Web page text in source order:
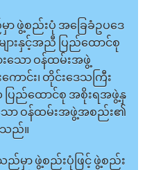
ဖွဲ့စည်းပုံ အခြေခံဥပဒေ
များနှင့်အညီ ပြည်ထောင်စု
ော ဝန်ထမ်းအဖွဲ့
င်း၊ တိုင်းဒေသကြီး
ြည်ထောင်စု အစိုးရအဖွဲ့နှ
ာ ဝန်ထမ်းအဖွဲ့အစည်း၏
သည်။
မှာ ဖွဲ့စည်းပုံဖြင့် ဖွဲ့စည်း